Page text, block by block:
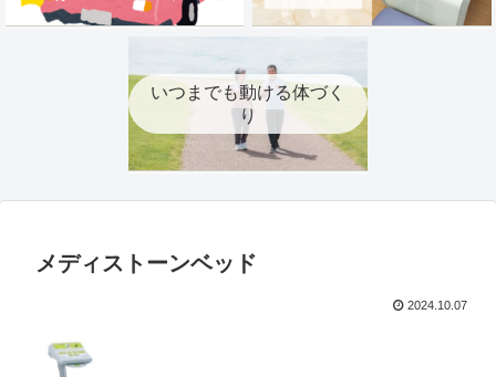
いつまでも動ける体づく
り
メディストーンベッド
2024.10.07